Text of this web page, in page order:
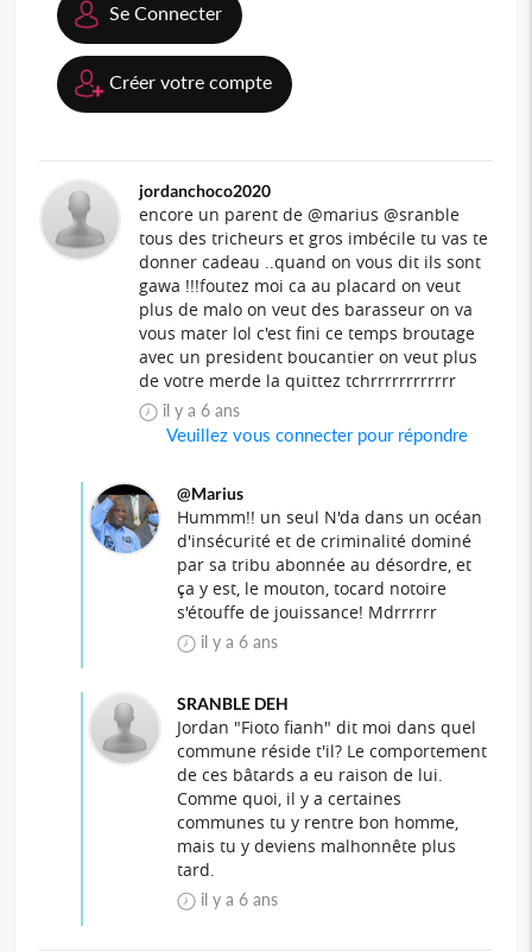
Se Connecter
Créer votre compte
jordanchoco2020
encore un parent de @marius @sranble
tous des tricheurs et gros imbécile tu vas te
donner cadeau ..quand on vous dit ils sont
gawa !!!foutez moi ca au placard on veut
plus de malo on veut des barasseur on va
vous mater lol c'est fini ce temps broutage
avec un president boucantier on veut plus
de votre merde la quittez tchrrrrrrrrrrrr
il y a 6 ans
Veuillez vous connecter pour répondre
@Marius
Hummm!! un seul N'da dans un océan
d'insécurité et de criminalité dominé
par sa tribu abonnée au désordre, et
ça y est, le mouton, tocard notoire
s'étouffe de jouissance! Mdrrrrrr
il y a 6 ans
SRANBLE DEH
Jordan "Fioto fianh" dit moi dans quel
commune réside t'il? Le comportement
de ces bâtards a eu raison de lui.
Comme quoi, il y a certaines
communes tu y rentre bon homme,
mais tu y deviens malhonnête plus
tard.
il y a 6 ans